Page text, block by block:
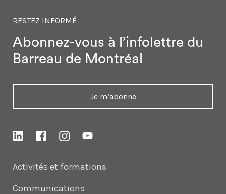
Activités et formations
Communications
RESTEZ INFORMÉ
Abonnez-vous à l’infolettre du
Barreau de Montréal
Je m’abonne